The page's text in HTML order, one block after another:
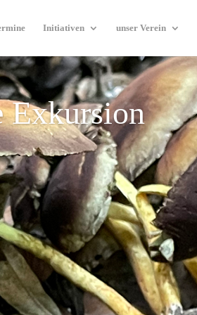
Initiativen unser Verein
Exkursion